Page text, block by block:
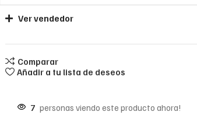
Ver vendedor
Comparar
Añadir a tu lista de deseos
7 personas viendo este producto ahora!